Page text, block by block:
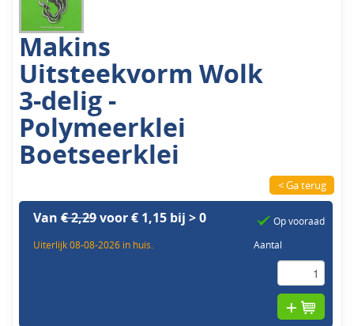
Makins
Uitsteekvorm Wolk
3-delig -
Polymeerklei
Boetseerklei
< Ga terug
Van€ 2,29voor € 1,15 bij > 0
Uiterlijk 08-08-2026 in huis.
Op vooraad
Aantal